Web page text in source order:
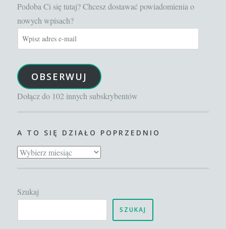
Podoba Ci się tutaj? Chcesz dostawać powiadomienia o
nowych wpisach?
Wpisz
adres
mail
OBSERWUJ
Dołącz do 102 innych subskrybentów
A TO SIĘ DZIAŁO POPRZEDNIO
A
działo
Szukaj
SZUKAJ